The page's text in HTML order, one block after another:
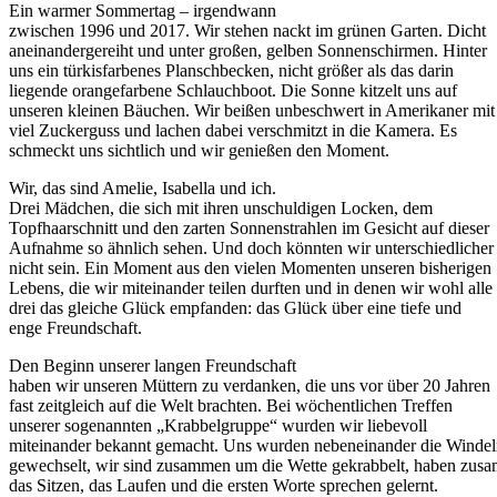
Ein warmer Sommertag – irgendwann
zwischen 1996 und 2017. Wir stehen nackt im grünen Garten. Dicht
aneinandergereiht und unter großen, gelben Sonnenschirmen. Hinter
uns ein türkisfarbenes Planschbecken, nicht größer als das darin
liegende orangefarbene Schlauchboot. Die Sonne kitzelt uns auf
unseren kleinen Bäuchen. Wir beißen unbeschwert in Amerikaner mit
viel Zuckerguss und lachen dabei verschmitzt in die Kamera. Es
schmeckt uns sichtlich und wir genießen den Moment.
Wir, das sind Amelie, Isabella und ich.
Drei Mädchen, die sich mit ihren unschuldigen Locken, dem
Topfhaarschnitt und den zarten Sonnenstrahlen im Gesicht auf dieser
Aufnahme so ähnlich sehen. Und doch könnten wir unterschiedlicher
nicht sein. Ein Moment aus den vielen Momenten unseren bisherigen
Lebens, die wir miteinander teilen durften und in denen wir wohl alle
drei das gleiche Glück empfanden: das Glück über eine tiefe und
enge Freundschaft.
Den Beginn unserer langen Freundschaft
haben wir unseren Müttern zu verdanken, die uns vor über 20 Jahren
fast zeitgleich auf die Welt brachten. Bei wöchentlichen Treffen
unserer sogenannten „Krabbelgruppe“ wurden wir liebevoll
miteinander bekannt gemacht. Uns wurden nebeneinander die
gewechselt, wir sind zusammen um die Wette gekrabbelt, haben
das Sitzen, das Laufen und die ersten Worte sprechen gelernt.